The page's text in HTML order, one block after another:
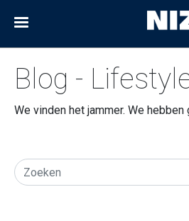
Blog -
We vinden het jammer. We